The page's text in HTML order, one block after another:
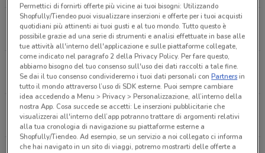
Via Delle Tezze, 1 Carpenedolo
4.3 km
APERTO
Via Trieste, 99 Montichiari
7.5 km
APERTO
Via Guglielmo Marconi, Snc Desenzano Del Garda
8.9 km
APERTO
Permettici di fornirti offerte più vicine ai tuoi bisogni: Utilizzando
Shopfully/Tiendeo puoi visualizzare inserzioni e offerte per i tuoi acquisti
quotidiani più attinenti ai tuoi gusti e al tuo mondo. Tutto questo è
possibile grazie ad una serie di strumenti e analisi effettuate in base alle
tue attività all'interno dell'applicazione e sulle piattaforme collegate,
come indicato nel paragrafo 2 della Privacy Policy. Per fare questo,
abbiamo bisogno del tuo consenso sull'uso dei dati raccolti a tale fine.
Se dai il tuo consenso condivideremo i tuoi dati personali conPartnersin
tutto il mondo attraverso l’uso di SDK esterne. Puoi sempre cambiare
idea accedendo a Menu > Privacy > Personalizzazione, all’interno della
nostra App. Cosa succede se accetti: Le inserzioni pubblicitarie che
visualizzerai all'interno dell’app potranno trattare di argomenti relativi
alla tua cronologia di navigazione su piattaforme esterne a
Shopfully/Tiendeo. Ad esempio, se un servizio a noi collegato ci informa
che hai navigato in un sito di viaggi, potremo mostrarti delle offerte a